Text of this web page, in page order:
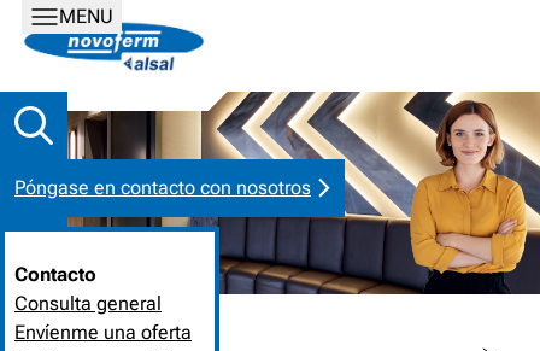
MENU
Póngase en contacto con nosotros
Contacto
Consulta general
Envíenme una oferta